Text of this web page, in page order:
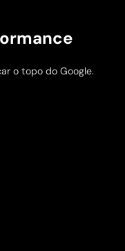
o topo do Google.